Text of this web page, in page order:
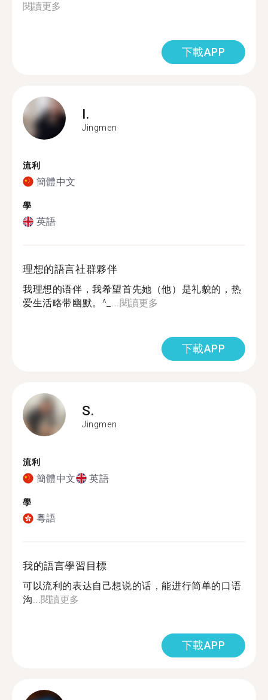
閱讀更多
下載APP
I.
Jingmen
流利
簡體中文
學
英語
理想的語言社群夥伴
我理想的语伴，我希望首先她（他）是礼貌的，热
爱生活略带幽默。^_...閱讀更多
下載APP
S.
Jingmen
流利
簡體中文 英語
學
粵語
我的語言學習目標
可以流利的表达自己想说的话，能进行简单的口语
沟...閱讀更多
下載APP